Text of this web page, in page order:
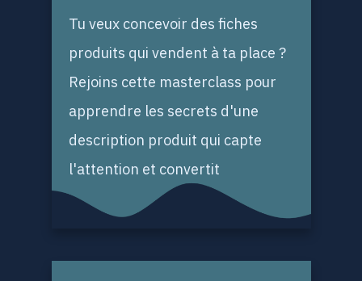
Tu veux concevoir des fiches
produits qui vendent à ta place ?
Rejoins cette masterclass pour
apprendre les secrets d'une
description produit qui capte
l'attention et convertit